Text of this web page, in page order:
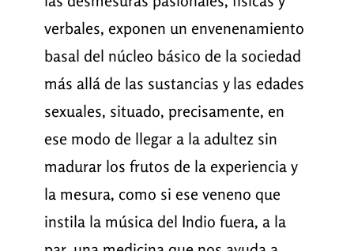
verbales, exponen un envenenamiento
basal del núcleo básico de la sociedad
más allá de las sustancias y las edades
sexuales, situado, precisamente, en
ese modo de llegar a la adultez sin
madurar los frutos de la experiencia y
la mesura, como si ese veneno que
instila la música del Indio fuera, a la